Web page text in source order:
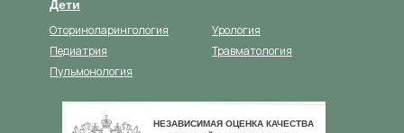
Урология
Дети
Оториноларингология
Педиатрия
Пульмонология
Травматология